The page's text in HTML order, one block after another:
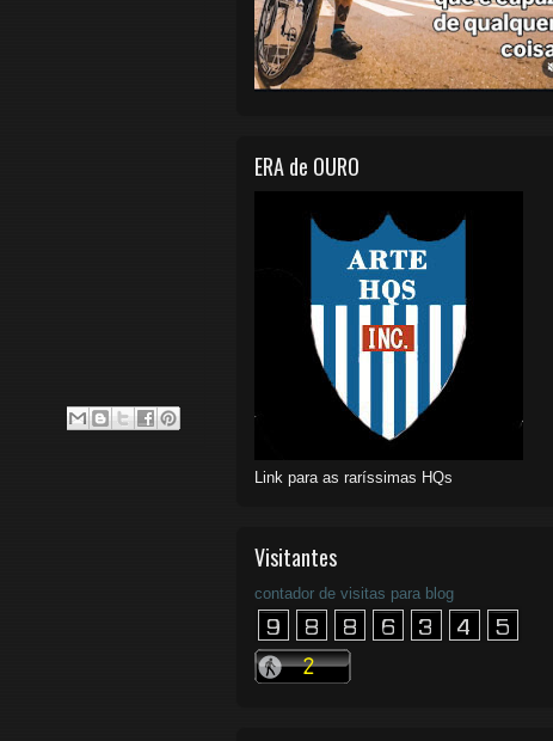
ERA de OURO
Link para as raríssimas HQs
Visitantes
contador de visitas para blog